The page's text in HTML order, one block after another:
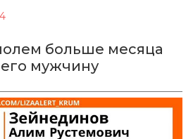
больше месяца
мужчину